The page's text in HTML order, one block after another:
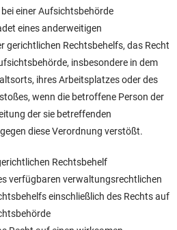
einer Aufsichtsbehörde
eines anderweitigen
gerichtlichen Rechtsbehelfs, das Recht
insbesondere in dem
ihres Arbeitsplatzes oder des
wenn die betroffene Person der
der sie betreffenden
diese Verordnung verstößt.
Rechtsbehelf
verfügbaren verwaltungsrechtlichen
einschließlich des Rechts auf